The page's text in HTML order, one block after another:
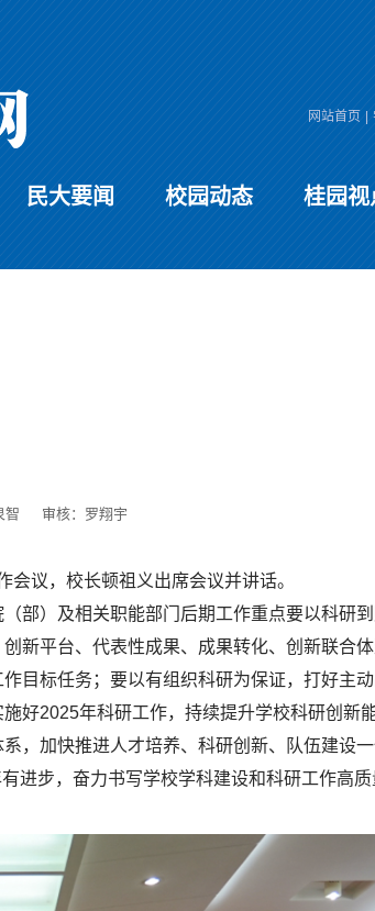
网站首页
民大要闻 校园动态 桂园视
智 审核：罗翔宇
议，校长顿祖义出席会议并讲话。
部）及相关职能部门后期工作重点要以科研
新平台、代表性成果、成果转化、创新联合
目标任务；要以有组织科研为保证，打好主
好2025年科研工作，持续提升学校科研创新
，加快推进人才培养、科研创新、队伍建设
有进步，奋力书写学校学科建设和科研工作高